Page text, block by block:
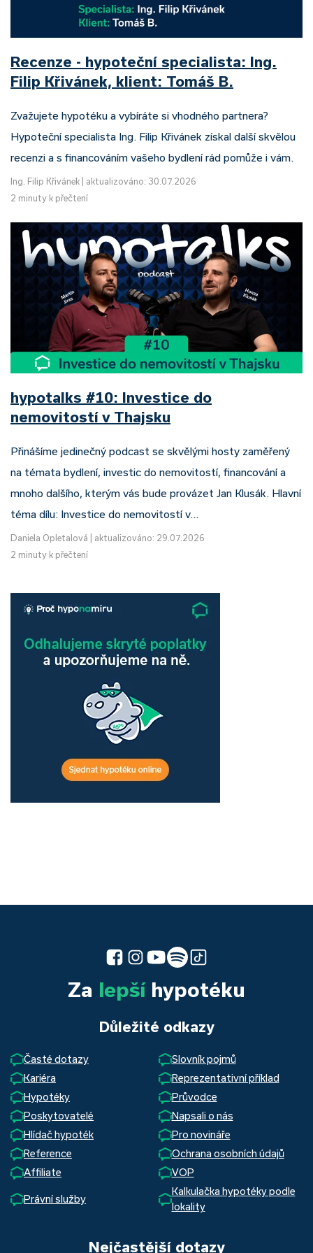
Recenze - hypoteční specialista: Ing.
Filip Křivánek, klient: Tomáš B.
Zvažujete hypotéku a vybíráte si vhodného partnera?
Hypoteční specialista Ing. Filip Křivánek získal další skvělou
recenzi a s financováním vašeho bydlení rád pomůže i vám.
Ing. Filip Křivánek
aktualizováno: 30.07.2026
2 minuty k přečtení
hypotalks #10: Investice do
nemovitostí v Thajsku
Přinášíme jedinečný podcast se skvělými hosty zaměřený
na témata bydlení, investic do nemovitostí, financování a
mnoho dalšího, kterým vás bude provázet Jan Klusák. Hlavní
téma dílu: Investice do nemovitostí v…
Daniela Opletalová
aktualizováno: 29.07.2026
2 minuty k přečtení
Za lepšíhypotéku
Důležité odkazy
Časté dotazy
Slovník pojmů
Kariéra
Reprezentativní příklad
Hypotéky
Průvodce
Poskytovatelé
Napsali o nás
Hlídač hypoték
Pro novináře
Reference
Ochrana osobních údajů
Affiliate
VOP
Právní služby
Kalkulačka hypotéky podle
lokality
Nejčastější dotazy